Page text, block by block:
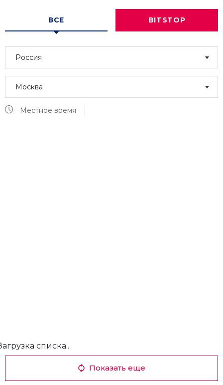
ВСЕ BITSTOP
Россия
Москва
Местное время
списка..
Показать еще